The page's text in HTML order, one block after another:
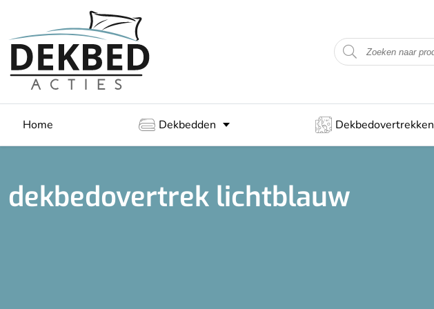
Home Dekbedden Dekbedovertrekken
dekbedovertrek lichtblauw